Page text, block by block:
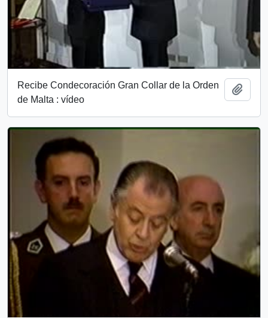
Recibe Condecoración Gran Collar de la Orden
de Malta : vídeo